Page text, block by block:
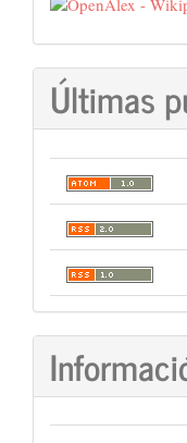
Últimas